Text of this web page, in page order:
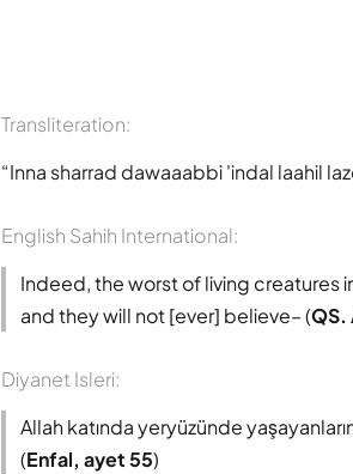
Transliteration:
Inna sharrad dawaaabbi 'indal laahil
English Sahih International:
Indeed, the worst of living creatures
and they will not [ever] believe– (QS.
Diyanet Isleri:
Allah katında yeryüzünde
(Enfal, ayet 55)